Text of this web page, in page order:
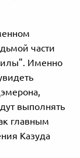
части
Именно
выполнять
главным
Казуда